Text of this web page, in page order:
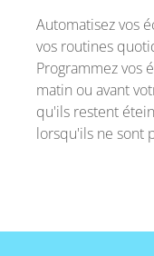
Automatisez vos
vos routines
Programmez vos
matin ou avant
qu'ils restent
lorsqu'ils ne sont